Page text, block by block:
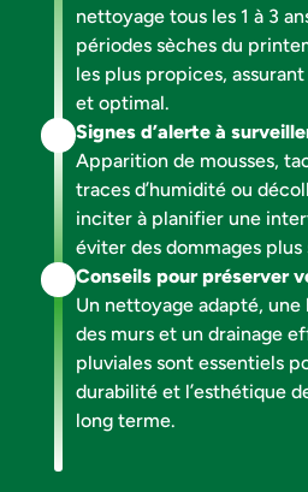
nettoyage tous les 1 à 3
périodes sèches du
les plus propices,
et optimal.
Signes d’alerte à
Apparition de mousses,
traces d’humidité ou
inciter à planifier une
éviter des dommages plus
Conseils pour préserver
Un nettoyage adapté,
des murs et un drainage
pluviales sont essentiels
durabilité et l’esthétique
long terme.
Mes travaux
TOITURE